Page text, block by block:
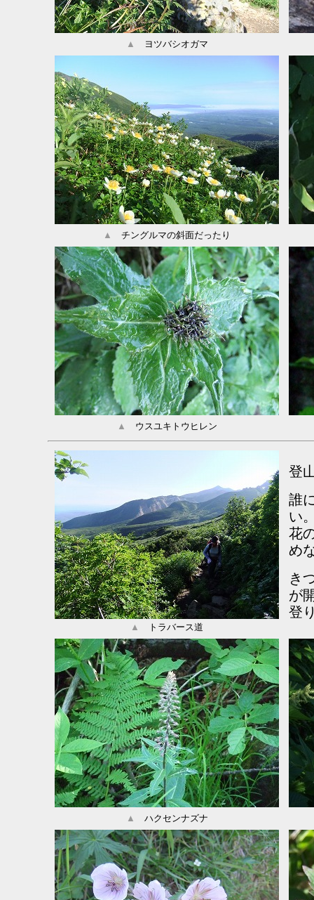
▲ ヨツバシオガマ
▲ チングルマの斜面だったり
▲ ウスユキトウヒレン
登
誰
い
花
め
き
が
登
▲ トラバース道
▲ ハクセンナズナ